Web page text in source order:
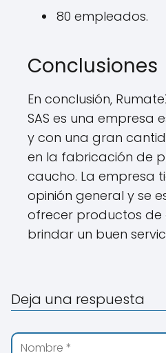
80 empleados.
Conclusiones
En conclusión,
SAS es una empresa
y con una gran
en la fabricación de
caucho. La empresa
opinión general y se
ofrecer productos
brindar un buen
Deja una respuesta